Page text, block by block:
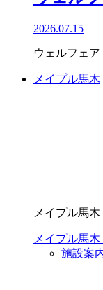
2026.07.15
ウェルフェア
メイプル馬木
メイプル馬木
メイプル馬
施設案